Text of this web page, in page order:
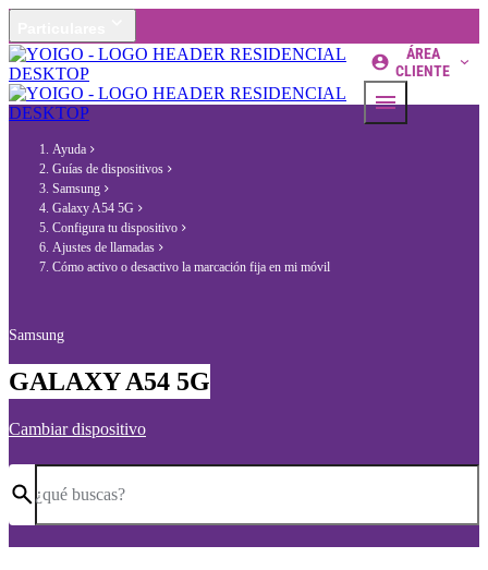
ÁREA
CLIENTE
Ayuda
Guías de dispositivos
Samsung
Galaxy A54 5G
Configura tu dispositivo
Ajustes de llamadas
Cómo activo o desactivo la marcación fija en mi móvil
Samsung
GALAXY A54 5G
Cambiar dispositivo
¿qué buscas?